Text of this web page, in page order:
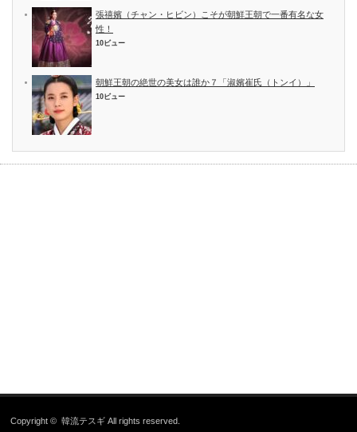
張禧嬪（チャン・ヒビン）こそが朝鮮王朝で一番有名な女
性！
10ビュー
朝鮮王朝の絶世の美女は誰か７「淑嬪崔氏（トンイ）」
10ビュー
Copyright ©韓流テスギ All rights reserved.